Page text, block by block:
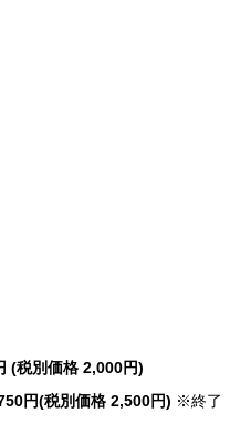
(税別価格 2,000円)
円(税別価格 2,500円) ※終了